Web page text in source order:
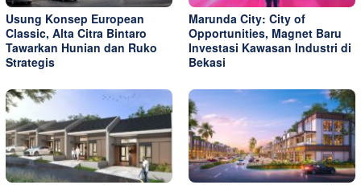
Usung Konsep European
Classic, Alta Citra Bintaro
Tawarkan Hunian dan Ruko
Strategis
Marunda City: City of
Opportunities, Magnet Baru
Investasi Kawasan Industri di
Bekasi